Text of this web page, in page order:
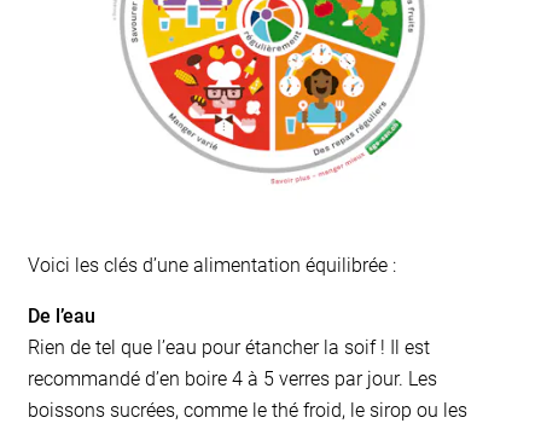
Voici les clés d’une alimentation équilibrée :
De l’eau
Rien de tel que l’eau pour étancher la soif ! Il est
recommandé d’en boire 4 à 5 verres par jour. Les
boissons sucrées, comme le thé froid, le sirop ou les